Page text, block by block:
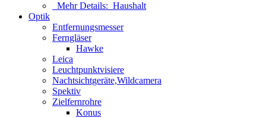
Mehr Details: Haushalt
Optik
Entfernungsmesser
Ferngläser
Hawke
Leica
Leuchtpunktvisiere
Nachtsichtgeräte,Wildcamera
Spektiv
Zielfernrohre
Konus